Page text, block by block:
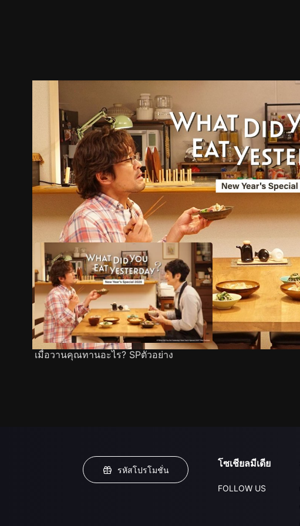
ตัวอย่าง ภาพนิ่ง เนื้อหาที่แนะนำ รายละเอียด
เมื่อวานคุณทานอะไร? SPตัวอย่าง
รหัสโปรโมชั่น
โซเชียลมีเดีย
FOLLOW US